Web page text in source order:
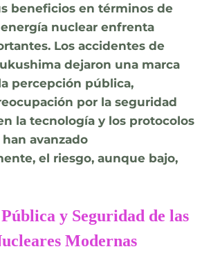
beneficios en términos de
nuclear enfrenta
Los accidentes de
dejaron una marca
percepción pública,
por la seguridad
la tecnología y los protocolos
avanzado
el riesgo, aunque bajo,
y Seguridad de las
Modernas